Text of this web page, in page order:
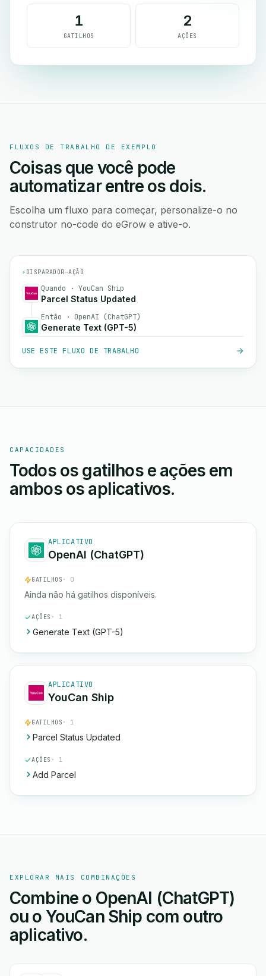
1
GATILHOS
2
AÇÕES
FLUXOS DE TRABALHO DE EXEMPLO
Coisas que você pode
automatizar entre os dois.
Escolha um fluxo para começar, personalize-o no
construtor no-code do eGrow e ative-o.
⚡ DISPARADOR→AÇÃO
Quando · YouCan Ship
Parcel Status Updated
Então · OpenAI (ChatGPT)
Generate Text (GPT-5)
USE ESTE FLUXO DE TRABALHO
CAPACIDADES
Todos os gatilhos e ações em
ambos os aplicativos.
APLICATIVO
OpenAI (ChatGPT)
GATILHOS · 0
Ainda não há gatilhos disponíveis.
AÇÕES · 1
Generate Text (GPT-5)
APLICATIVO
YouCan Ship
GATILHOS · 1
Parcel Status Updated
AÇÕES · 1
Add Parcel
EXPLORAR MAIS COMBINAÇÕES
Combine o OpenAI (ChatGPT)
ou o YouCan Ship com outro
aplicativo.